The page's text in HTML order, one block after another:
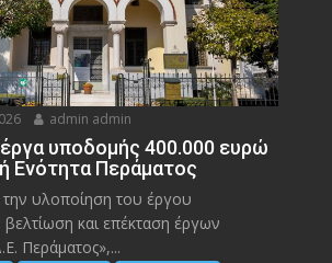
admin admin
υποδομής 400.000 ευρώ
Ενότητα Περάματος
υλοποίηση του έργου
και επέκταση έργων
Περάματος»,...